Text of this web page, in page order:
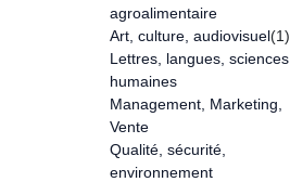
agroalimentaire
Art, culture, audiovisuel(1)
Lettres, langues, sciences
humaines
Management, Marketing,
Vente
Qualité, sécurité,
environnement